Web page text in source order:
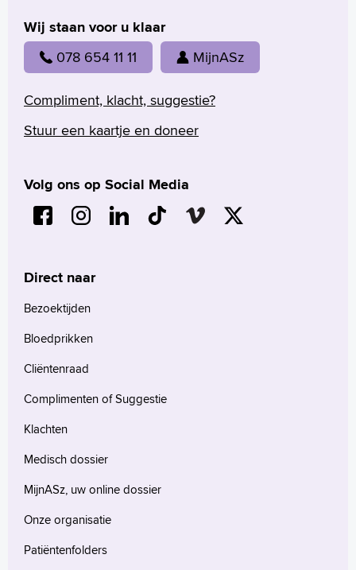
Wij staan voor u klaar
078 654 11 11 MijnASz
Compliment, klacht, suggestie?
Stuur een kaartje en doneer
Volg ons op Social Media
Direct naar
Bezoektijden
Bloedprikken
Cliëntenraad
Complimenten of Suggestie
Klachten
Medisch dossier
MijnASz, uw online dossier
Onze organisatie
Patiëntenfolders